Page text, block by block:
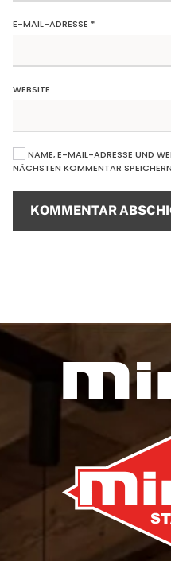
E-MAIL-ADRESSE *
WEBSITE
NAME, E-MAIL-ADRESSE UND
NÄCHSTEN KOMMENTAR
KOMMENTAR